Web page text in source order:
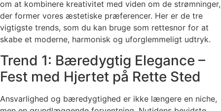
om at kombinere kreativitet med viden om de strømninger,
der former vores æstetiske præferencer. Her er de tre
vigtigste trends, som du kan bruge som rettesnor for at
skabe et moderne, harmonisk og uforglemmeligt udtryk.
Trend 1: Bæredygtig Elegance –
Fest med Hjertet på Rette Sted
Ansvarlighed og bæredygtighed er ikke længere en niche,